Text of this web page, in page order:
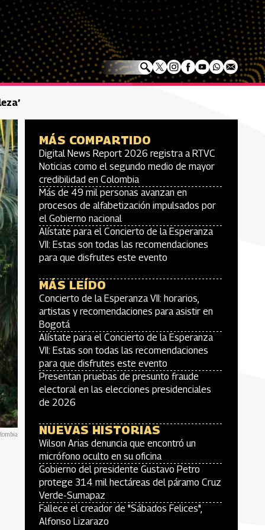
MÁS COMPARTIDO
Digital News Report 2026 registra a RTVC
Noticias como el segundo medio de mayor
credibilidad en Colombia
Más de 49 mil personas avanzan en
procesos de alfabetización impulsados por
el Gobierno nacional
Alístate para el Concierto de la Esperanza
VII: Estas son todas las recomendaciones
para que disfrutes este evento
MÁS LEÍDO
Concierto de la Esperanza VII: horarios,
artistas y recomendaciones para asistir en
Bogotá
Alístate para el Concierto de la Esperanza
VII: Estas son todas las recomendaciones
para que disfrutes este evento
Presentan pruebas de presunto fraude
electoral en las elecciones presidenciales
de 2026
NUEVAS HISTORIAS
Wilson Arias denuncia que encontró un
micrófono oculto en su oficina
Gobierno del presidente Gustavo Petro
protege 314 mil hectáreas del páramo Cruz
Verde-Sumapaz
Fallece el creador de "Sábados Felices",
Alfonso Lizarazo